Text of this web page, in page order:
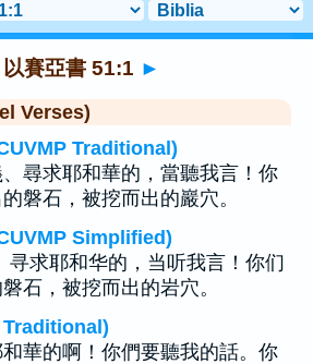
以賽亞書 51:1 ►
Verses)
Traditional)
、尋求耶和華的，當聽我言！你
磐石，被挖而出的巖穴。
Simplified)
寻求耶和华的，当听我言！你们
石，被挖而出的岩穴。
Traditional)
華的啊！你們要聽我的話。你